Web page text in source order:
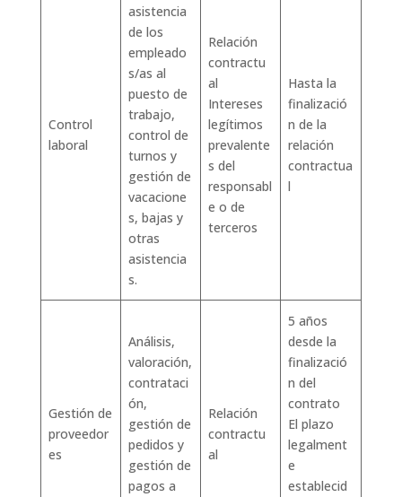
Control
laboral
asistencia
de los
empleado
s/as al
puesto de
trabajo,
control de
turnos y
gestión de
vacacione
s, bajas y
otras
asistencia
s.
Relación
contractu
al
Intereses
legítimos
prevalente
s del
responsabl
e o de
terceros
Hasta la
finalizació
n de la
relación
contractua
l
Gestión de
proveedor
es
Análisis,
valoración,
contrataci
ón,
gestión de
pedidos y
gestión de
pagos a
Relación
contractu
al
5 años
desde la
finalizació
n del
contrato
El plazo
legalment
e
establecid